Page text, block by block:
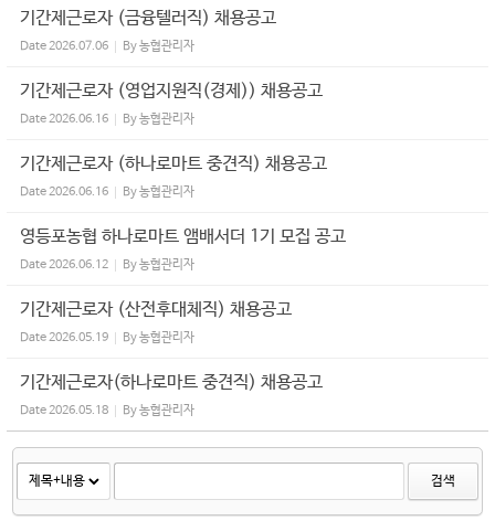
기간제근로자 (금융텔러직) 채용공고
Date2026.07.06 By농협관리자
기간제근로자 (영업지원직(경제)) 채용공고
Date2026.06.16 By농협관리자
기간제근로자 (하나로마트 중견직) 채용공고
Date2026.06.16 By농협관리자
영등포농협 하나로마트 앰배서더 1기 모집 공고
Date2026.06.12 By농협관리자
기간제근로자 (산전후대체직) 채용공고
Date2026.05.19 By농협관리자
기간제근로자(하나로마트 중견직) 채용공고
Date2026.05.18 By농협관리자
검색